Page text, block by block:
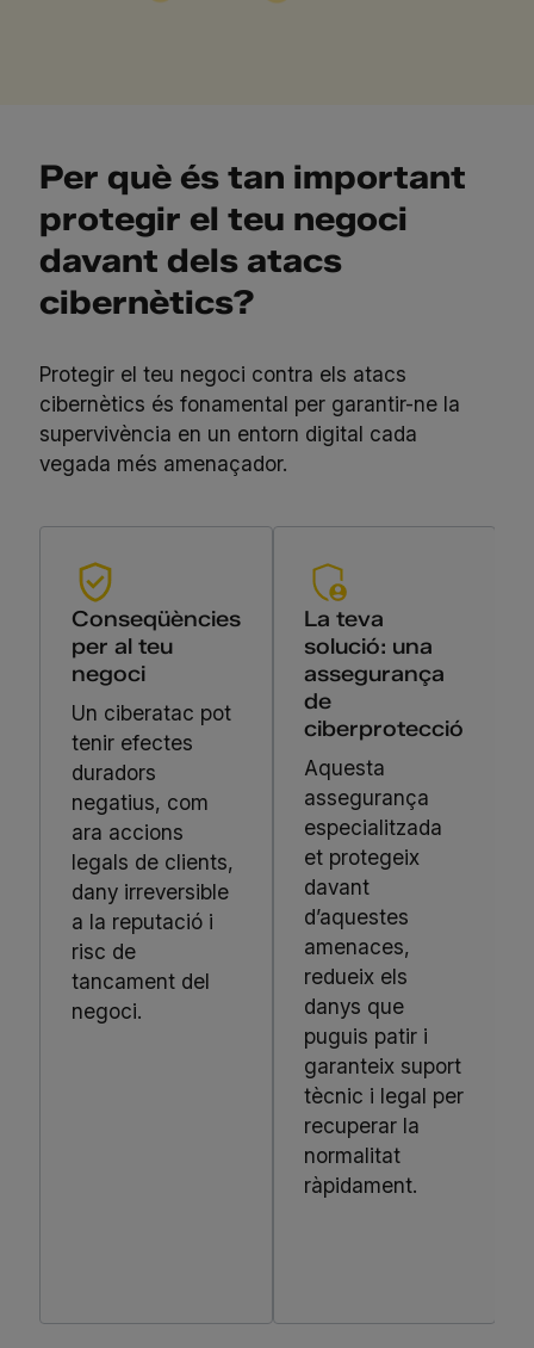
Per què és tan important
protegir el teu negoci
davant dels atacs
cibernètics?
Protegir el teu negoci contra els atacs
cibernètics és fonamental per garantir-ne la
supervivència en un entorn digital cada
vegada més amenaçador.
Conseqüències
per al teu
negoci
Un ciberatac pot
tenir efectes
duradors
negatius, com
ara accions
legals de clients,
dany irreversible
a la reputació i
risc de
tancament del
negoci.
La teva
solució: una
assegurança
de
ciberprotecció
Aquesta
assegurança
especialitzada
et protegeix
davant
d’aquestes
amenaces,
redueix els
danys que
puguis patir i
garanteix suport
tècnic i legal per
recuperar la
normalitat
ràpidament.